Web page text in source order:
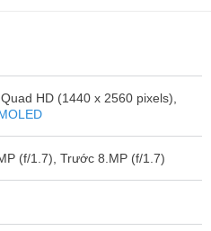
HD (1440 x 2560 pixels),
(f/1.7), Trước 8.MP (f/1.7)